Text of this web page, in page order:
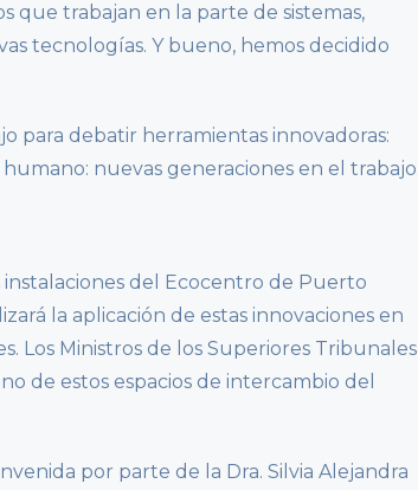
que trabajan en la parte de sistemas,
tecnologías. Y bueno, hemos decidido
para debatir herramientas innovadoras:
nuevas generaciones en el
instalaciones del Ecocentro de Puerto
la aplicación de estas innovaciones en
Los Ministros de los Superiores Tribunales
de estos espacios de intercambio del
por parte de la Dra. Silvia Alejandra